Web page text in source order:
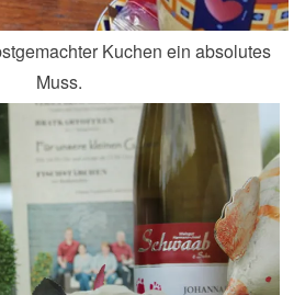
Kuchen ein absolutes
Muss.